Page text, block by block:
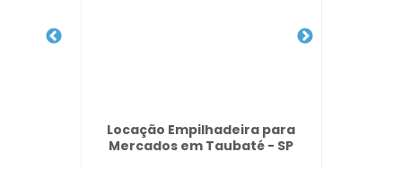
Locação Empilhadeira para
Mercados em Taubaté - SP